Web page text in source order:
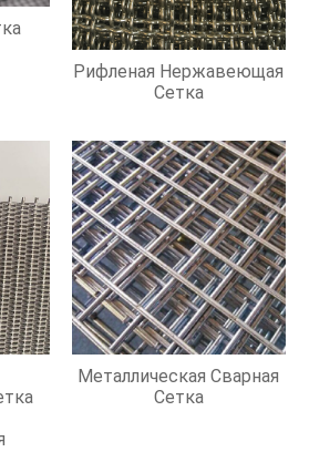
Рифленая Нержавеющая
Сетка
Металлическая Сварная
Сетка